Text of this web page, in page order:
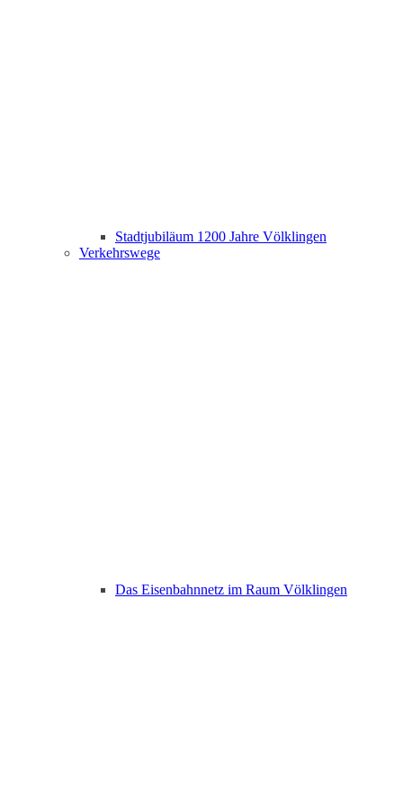
Stadtjubiläum 1200 Jahre Völklingen
Verkehrswege
Das Eisenbahnnetz im Raum Völklingen